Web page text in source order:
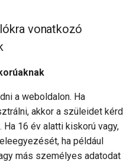
vonatkozó
a weboldalon. Ha
akkor a szüleidet kérd
16 év alatti kiskorú vagy,
ha például
más személyes adatodat